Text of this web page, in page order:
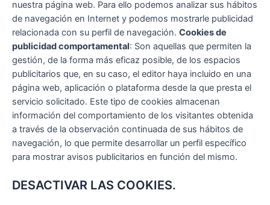
nuestra página web. Para ello podemos analizar sus hábitos
de navegación en Internet y podemos mostrarle publicidad
relacionada con su perfil de navegación. Cookies de
publicidad comportamental: Son aquellas que permiten la
gestión, de la forma más eficaz posible, de los espacios
publicitarios que, en su caso, el editor haya incluido en una
página web, aplicación o plataforma desde la que presta el
servicio solicitado. Este tipo de cookies almacenan
información del comportamiento de los visitantes obtenida
a través de la observación continuada de sus hábitos de
navegación, lo que permite desarrollar un perfil específico
para mostrar avisos publicitarios en función del mismo.
DESACTIVAR LAS COOKIES.